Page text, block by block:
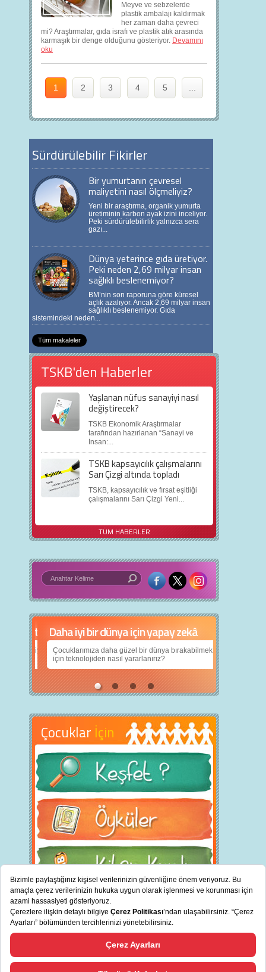
Meyve ve sebzelerde
plastik ambalajı kaldırmak
her zaman daha çevreci
mi? Araştırmalar, gıda israfı ve plastik atık arasında
karmaşık bir denge olduğunu gösteriyor. Devamını
oku
1 2 3 4 5
Sürdürülebilir Fikirler
Bir yumurtanın çevresel
maliyetini nasıl ölçmeliyiz?
Yeni bir araştırma, organik yumurta
üretiminin karbon ayak izini inceliyor.
Peki sürdürülebilirlik yalnızca sera
gazı...
Dünya yeterince gıda üretiyor.
Peki neden 2,69 milyar insan
sağlıklı beslenemiyor?
BM’nin son raporuna göre küresel
açlık azalıyor. Ancak 2,69 milyar insan
sağlıklı beslenemiyor. Gıda
sistemindeki neden...
Tüm makaleler
TSKB'den Haberler
Yaşlanan nüfus sanayiyi nasıl
değiştirecek?
TSKB Ekonomik Araştırmalar
tarafından hazırlanan “Sanayi ve
İnsan:...
TSKB kapsayıcılık çalışmalarını
Sarı Çizgi altında topladı
TSKB, kapsayıcılık ve fırsat eşitliği
çalışmalarını Sarı Çizgi Yeni...
TÜM HABERLER
Daha iyi bir dünya için yapay zekâ
Çocuklarımıza daha güzel bir dünya bırakabilmek
için teknolojiden nasıl yararlanırız?
Çocuklar İçin